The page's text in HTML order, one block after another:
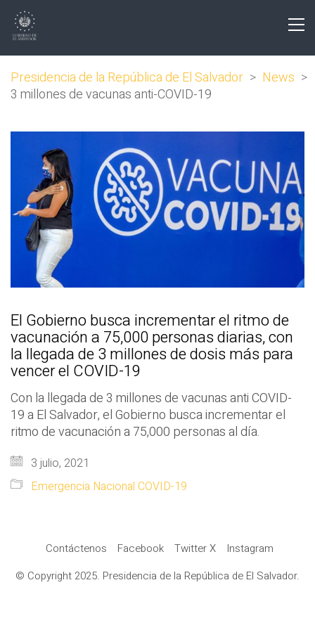
Presidencia de la República de El Salvador > News >
3 millones de vacunas anti-COVID-19
El Gobierno busca incrementar el ritmo de
vacunación a 75,000 personas diarias, con
la llegada de 3 millones de dosis más para
vencer el COVID-19
Con la llegada de 3 millones de vacunas anti COVID-
19 a El Salvador, el Gobierno busca incrementar el
ritmo de vacunación a 75,000 personas al día.
3 julio, 2021
Emergencia Nacional COVID-19
Contáctenos Facebook Twitter X
Instagram
© Copyright 2025. Presidencia de la República de El Salvador.